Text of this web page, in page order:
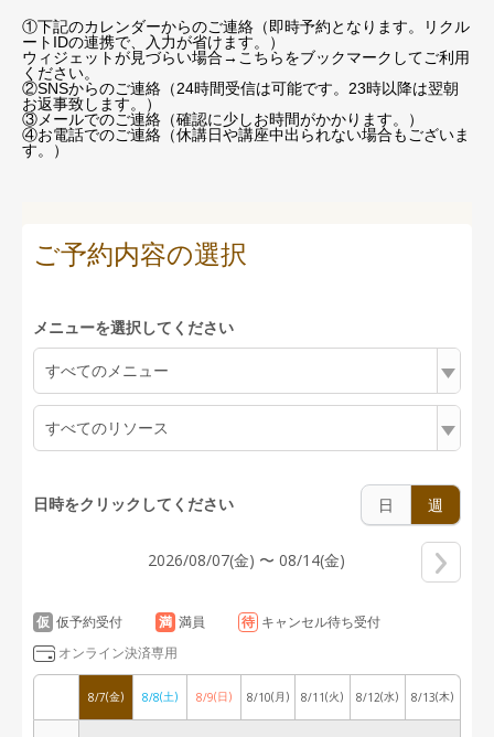
①下記のカレンダーからのご連絡（即時予約となります。リクル
ートIDの連携で、入力が省けます。）
ウィジェットが見づらい場合→こちらをブックマーク してご利用
ください。
②SNSからのご連絡（24時間受信は可能です。23時以降は翌朝
お返事致します。）
③メールでのご連絡（確認に少しお時間がかかります。）
④お電話でのご連絡（休講日や講座中出られない場合もございま
す。）